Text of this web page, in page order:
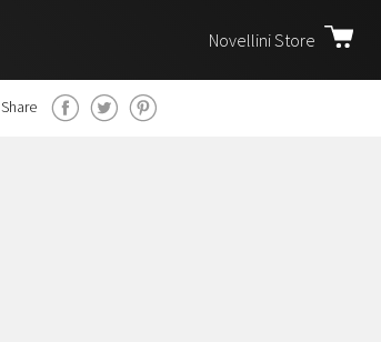
Novellini Store
Share